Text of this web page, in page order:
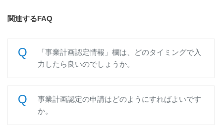
関連するFAQ
「事業計画認定情報」欄は、どのタイミングで入
力したら良いのでしょうか。
事業計画認定の申請はどのようにすればよいです
か。